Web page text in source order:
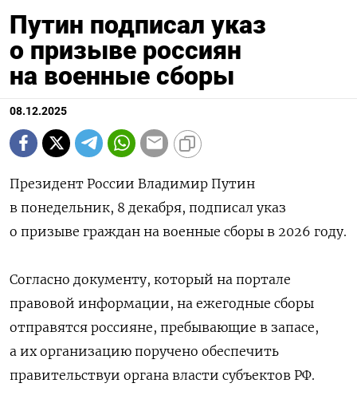
Путин подписал указ
о призыве россиян
на военные сборы
08.12.2025
Президент России Владимир Путин
в понедельник, 8 декабря, подписал указ
о призыве граждан на военные сборы в 2026 году.
Согласно документу, который на портале
правовой информации, на ежегодные сборы
отправятся россияне, пребывающие в запасе,
а их организацию поручено обеспечить
правительствуи органа власти субъектов РФ.